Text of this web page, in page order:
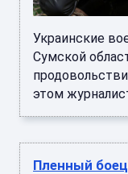
Украинские
Сумской
этом
Пленный